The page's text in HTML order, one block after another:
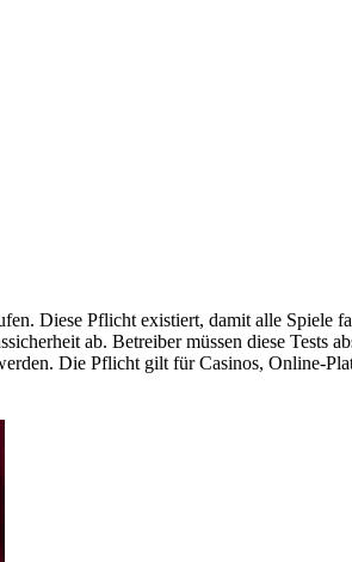
Diese Pflicht existiert, damit alle Spiele
ab. Betreiber müssen diese Tests
Die Pflicht gilt für Casinos, Online-